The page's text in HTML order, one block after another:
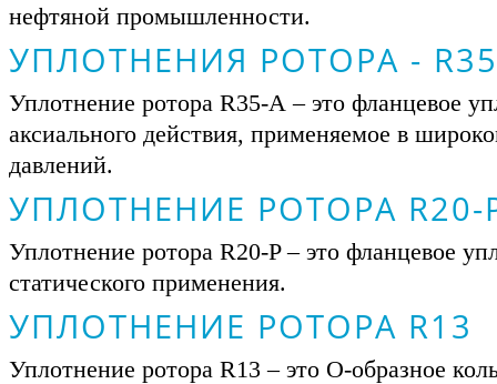
нефтяной промышленности.
УПЛОТНЕНИЯ РОТОРА -
Уплотнение ротора R35-А – это фланцевое
аксиального действия, применяемое в
давлений.
УПЛОТНЕНИЕ РОТОРА R20-
Уплотнение ротора R20-P – это фланцевое
статического применения.
УПЛОТНЕНИЕ РОТОРА R13
Уплотнение ротора R13 – это О-образное